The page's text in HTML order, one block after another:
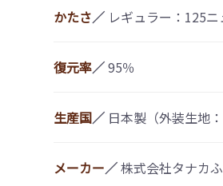
かたさ／ レギュラー：125
復元率／95％
生産国／ 日本製（外装生地
メーカー／株式会社タナカ